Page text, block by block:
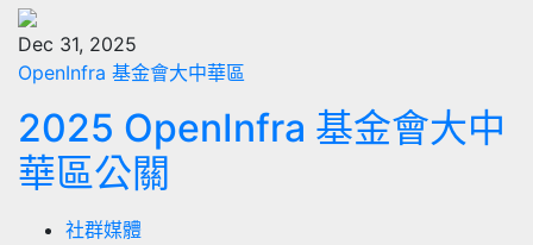
Dec 31, 2025
OpenInfra 基金會大中華區
2025 OpenInfra 基金會大中
華區公關
社群媒體